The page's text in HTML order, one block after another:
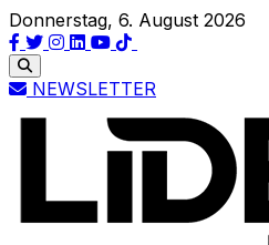
Donnerstag, 6. August 2026
NEWSLETTER